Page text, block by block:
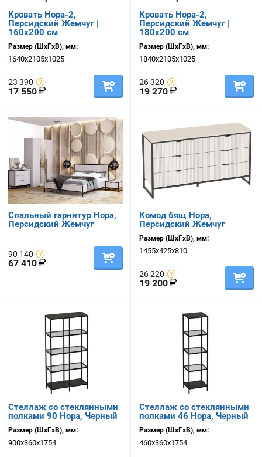
Кровать Нора-2,
Персидский Жемчуг |
160х200 см
Размер (ШхГхВ), мм:
1640х2105х1025
23 390
17 550
Кровать Нора-2,
Персидский Жемчуг |
180х200 см
Размер (ШхГхВ), мм:
1840х2105х1025
26 320
19 270
Спальный гарнитур Нора,
Персидский Жемчуг
90 140
67 410
Комод 6ящ Нора,
Персидский Жемчуг
Размер (ШхГхВ), мм:
1455х425х810
26 220
19 200
Стеллаж со стеклянными
полками 90 Нора, Черный
Размер (ШхГхВ), мм:
900х360х1754
Стеллаж со стеклянными
полками 46 Нора, Черный
Размер (ШхГхВ), мм:
460х360х1754